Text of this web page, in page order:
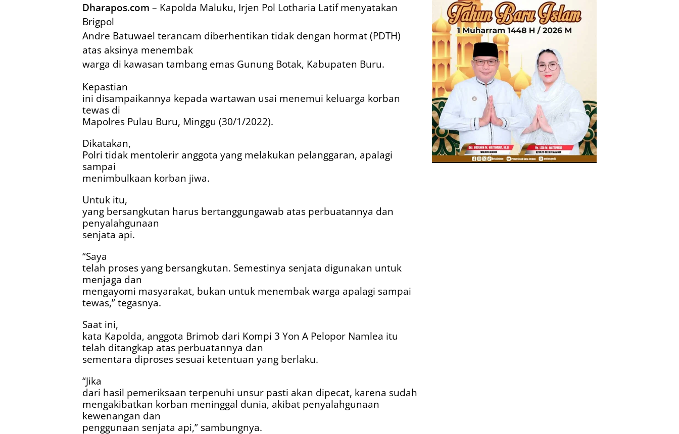
Dharapos.com – Kapolda Maluku, Irjen Pol Lotharia Latif menyatakan
Brigpol
Andre Batuwael terancam diberhentikan tidak dengan hormat (PDTH)
atas aksinya menembak
warga di kawasan tambang emas Gunung Botak, Kabupaten Buru.
Kepastian
ini disampaikannya kepada wartawan usai menemui keluarga korban
tewas di
Mapolres Pulau Buru, Minggu (30/1/2022).
Dikatakan,
Polri tidak mentolerir anggota yang melakukan pelanggaran, apalagi
sampai
menimbulkaan korban jiwa.
Untuk itu,
yang bersangkutan harus bertanggungawab atas perbuatannya dan
penyalahgunaan
senjata api.
“Saya
telah proses yang bersangkutan. Semestinya senjata digunakan untuk
menjaga dan
mengayomi masyarakat, bukan untuk menembak warga apalagi sampai
tewas,” tegasnya.
Saat ini,
kata Kapolda, anggota Brimob dari Kompi 3 Yon A Pelopor Namlea itu
telah ditangkap atas perbuatannya dan
sementara diproses sesuai ketentuan yang berlaku.
“Jika
dari hasil pemeriksaan terpenuhi unsur pasti akan dipecat, karena sudah
mengakibatkan korban meninggal dunia, akibat penyalahgunaan
kewenangan dan
penggunaan senjata api,” sambungnya.